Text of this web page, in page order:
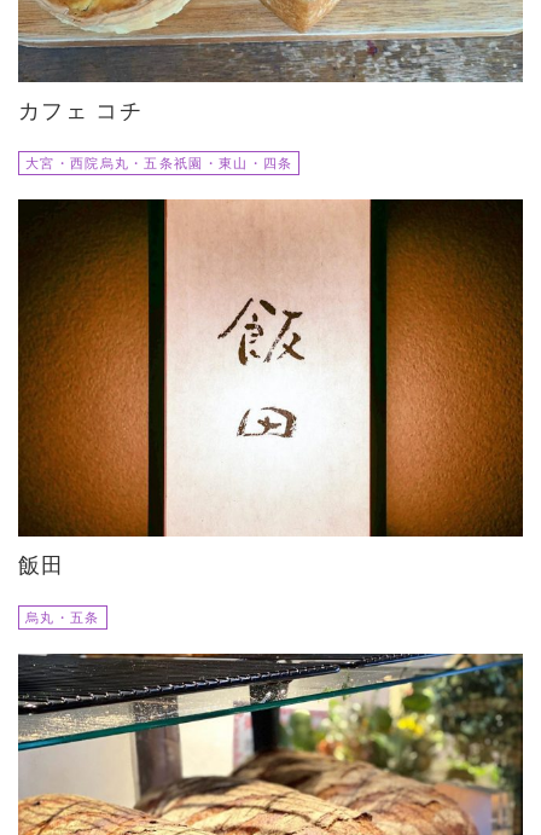
カフェ コチ
大宮・西院烏丸・五条祇園・東山・四条
飯田
烏丸・五条